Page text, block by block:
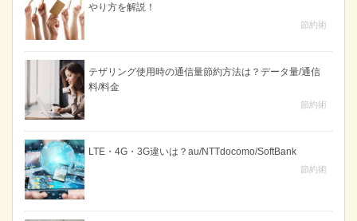
やり方を解説！
節約術
テザリング使用時の通信量節約方法は？データ量/通信
料/料金
節約術
LTE・4G・3G違いは？au/NTTdocomo/SoftBank
節約術